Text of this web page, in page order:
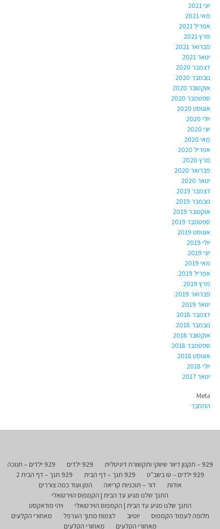
יוני 2021
מאי 2021
אפריל 2021
מרץ 2021
פברואר 2021
ינואר 2021
דצמבר 2020
נובמבר 2020
אוקטובר 2020
ספטמבר 2020
אוגוסט 2020
יולי 2020
יוני 2020
מאי 2020
אפריל 2020
מרץ 2020
פברואר 2020
ינואר 2020
דצמבר 2019
נובמבר 2019
אוקטובר 2019
ספטמבר 2019
אוגוסט 2019
יולי 2019
יוני 2019
מאי 2019
אפריל 2019
מרץ 2019
פברואר 2019
ינואר 2019
דצמבר 2018
נובמבר 2018
אוקטובר 2018
ספטמבר 2018
אוגוסט 2018
יולי 2018
ינואר 2017
Meta
התחבר
929 – תקנון דיוור שיווקי ותקשורת דיגיטלית 929 ילדים
929 ילדים – חנוכה
929 ילדים – טו בשב"ט
929 תנך – דף הבית
929 תנך – דף הבית 2
אודות
דור – תוכניות קריאה
המן ועוד כמה צוררים
התנך שלנו מגיע עד הבית | הקמפוס הוירטואלי
התנך שלנו מגיע עד הבית | הקמפוס הוירטואלי
ויהי פודאקסט
חלופה לעמוד הקמפוס
יוטיוב לצמוח מתוך הערפל
מאחורי הקלעים
מאחורי הקלעים
מאחורי הקלעים